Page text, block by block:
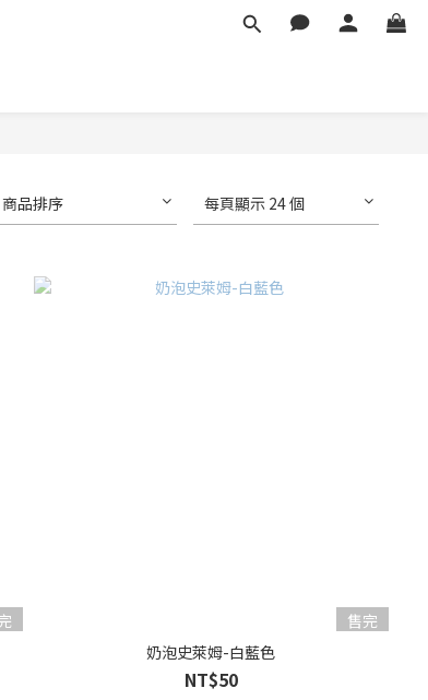
商品排序 每頁顯示 24 個
售完
奶泡史萊姆-白藍色
NT$50